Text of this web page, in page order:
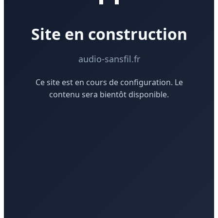
Site en construction
audio-sansfil.fr
Ce site est en cours de configuration. Le
contenu sera bientôt disponible.